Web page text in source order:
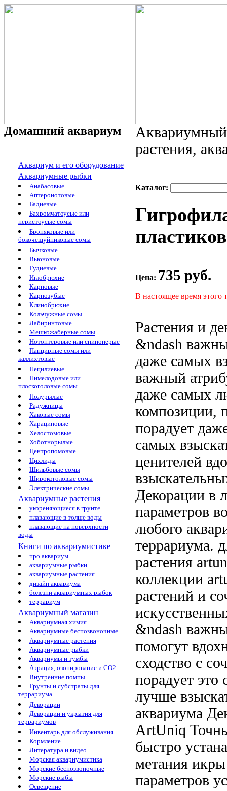
Домашний аквариум
Аквариум и его оборудование
Аквариумные рыбки
Анабасовые
Аптеронотовые
Бадиевые
Бахромчатоусые или
перистоусые сомы
Броняковые или
бокочешуйниковые сомы
Бычковые
Вьюновые
Гудиевые
Иглобрюхие
Карповые
Карпозубые
Клинобрюхие
Кольчужные сомы
Лабиринтовые
Мешкожаберные сомы
Нотоптеровые или спиноперые
Панцирные сомы или
каллихтовые
Пецилиевые
Пимелодовые или
плоскоголовые сомы
Полурылые
Радужницы
Хаковые сомы
Харациновые
Хелостомовые
Хоботнорылые
Центропомовые
Цихлиды
Шильбовые сомы
Широкоголовые сомы
Электрические сомы
Аквариумные растения
укореняющиеся в грунте
плавающие в толще воды
плавающие на поверхности
воды
Книги по аквариумистике
про аквариум
аквариумные рыбки
аквариумные растения
дизайн аквариума
болезни аквариумных рыбок
террариум
Аквариумный магазин
Аквариумная химия
Аквариумные беспозвоночные
Аквариумные растения
Аквариумные рыбки
Аквариумы и тумбы
Аэрация, озонирование и CO2
Внутренние помпы
Грунты и субстраты для
террариума
Декорации
Декорации и укрытия для
террариумов
Инвентарь для обслуживания
Кормление
Литература и видео
Морская аквариумистика
Морские беспозвоночные
Морские рыбы
Освещение
растения,
Каталог:
Цена: 735 руб.
В настоящее время этого
Растения и
&ndash
даже самых
важный
даже самых
композиции,
порадует
самых
ценителей
Декорации в
параметров
любого
террариума.
растения
коллекции
растений и
&ndash
помогут
сходство с
порадует это
лучше
аквариума
ArtUniq
быстро
метания
параметров